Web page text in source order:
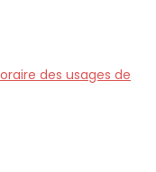
des usages de